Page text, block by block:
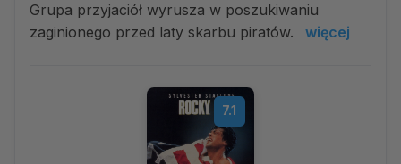
Grupa przyjaciół wyrusza w poszukiwaniu
zaginionego przed laty skarbu piratów.
więcej
7.1